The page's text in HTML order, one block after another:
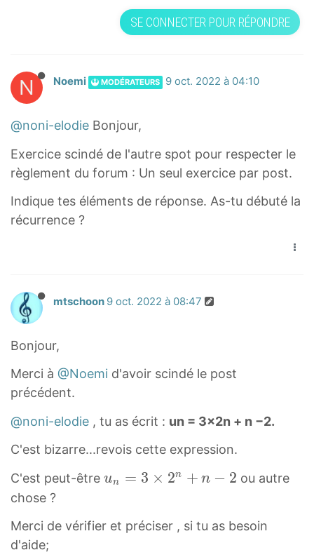
SE CONNECTER POUR RÉPONDRE
N Noemi MODÉRATEURS 9 oct. 2022 à 04:10
@noni-elodie Bonjour,
Exercice scindé de l'autre spot pour respecter le
règlement du forum : Un seul exercice par post.
Indique tes éléments de réponse. As-tu débuté la
récurrence ?
mtschoon 9 oct. 2022 à 08:47
Bonjour,
Merci à @Noemi d'avoir scindé le post
précédent.
@noni-elodie , tu as écrit : un = 3×2n + n −2.
C'est bizarre...revois cette expression.
C'est peut-être u
3
un = 3 × 2n + n − 2 ou autre
chose ?
Merci de vérifier et préciser , si tu as besoin
d'aide;